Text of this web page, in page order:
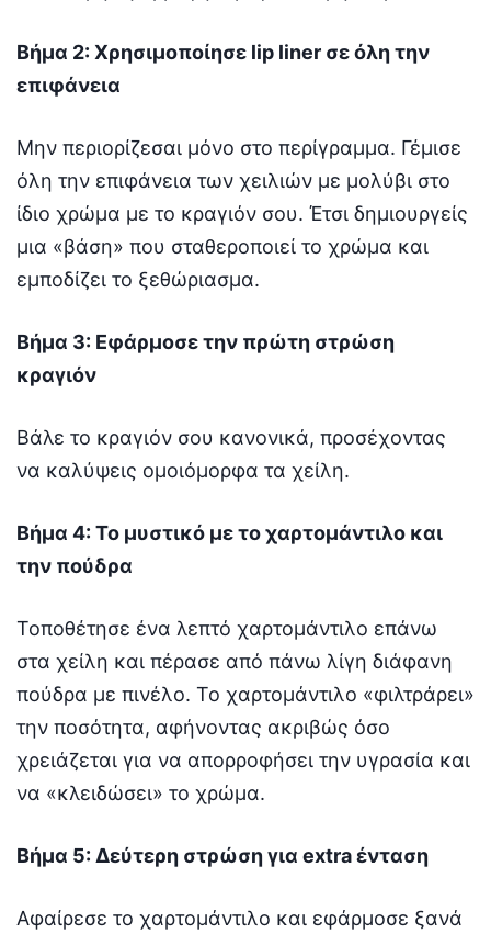
Βήμα 2: Χρησιμοποίησε lip liner σε όλη την
επιφάνεια
Μην περιορίζεσαι μόνο στο περίγραμμα. Γέμισε
όλη την επιφάνεια των χειλιών με μολύβι στο
ίδιο χρώμα με το κραγιόν σου. Έτσι δημιουργείς
μια «βάση» που σταθεροποιεί το χρώμα και
εμποδίζει το ξεθώριασμα.
Βήμα 3: Εφάρμοσε την πρώτη στρώση
κραγιόν
Βάλε το κραγιόν σου κανονικά, προσέχοντας
να καλύψεις ομοιόμορφα τα χείλη.
Βήμα 4: Το μυστικό με το χαρτομάντιλο και
την πούδρα
Τοποθέτησε ένα λεπτό χαρτομάντιλο επάνω
στα χείλη και πέρασε από πάνω λίγη διάφανη
πούδρα με πινέλο. Το χαρτομάντιλο «φιλτράρει»
την ποσότητα, αφήνοντας ακριβώς όσο
χρειάζεται για να απορροφήσει την υγρασία και
να «κλειδώσει» το χρώμα.
Βήμα 5: Δεύτερη στρώση για extra ένταση
Αφαίρεσε το χαρτομάντιλο και εφάρμοσε ξανά